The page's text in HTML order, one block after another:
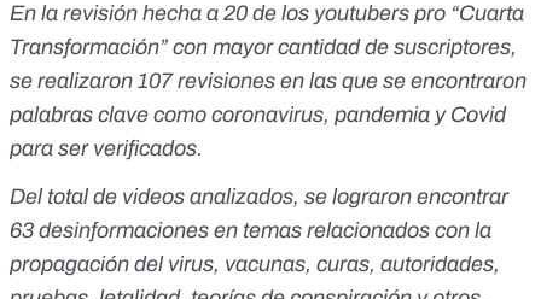
En la revisión hecha a 20 de los youtubers pro “Cuarta
Transformación” con mayor cantidad de suscriptores,
se realizaron 107 revisiones en las que se encontraron
palabras clave como coronavirus, pandemia y Covid
para ser verificados.
Del total de videos analizados, se lograron encontrar
63 desinformaciones en temas relacionados con la
propagación del virus, vacunas, curas, autoridades,